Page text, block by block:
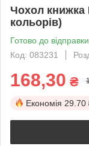
Чохол книжка
кольорів)
Готово до відправки
Код: 083231
168,30 ₴
Економія 29.70